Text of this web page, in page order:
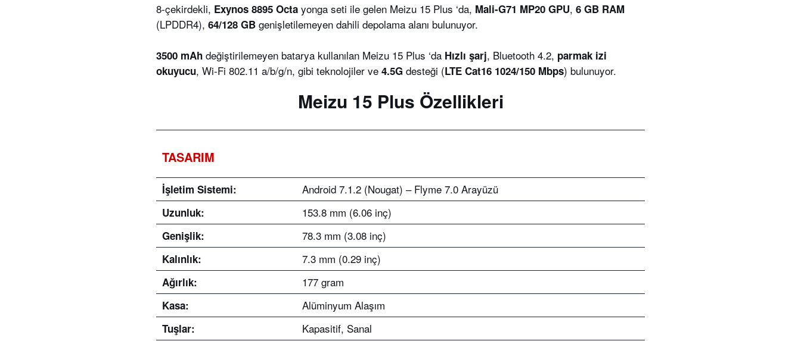
8-çekirdekli, Exynos 8895 Octa yonga seti ile gelen Meizu 15 Plus ‘da, Mali-G71 MP20 GPU, 6 GB RAM
(LPDDR4), 64/128 GB genişletilemeyen dahili depolama alanı bulunuyor.
3500 mAh değiştirilemeyen batarya kullanılan Meizu 15 Plus ‘da Hızlı şarj, Bluetooth 4.2, parmak izi
okuyucu, Wi-Fi 802.11 a/b/g/n, gibi teknolojiler ve 4.5G desteği (LTE Cat16 1024/150 Mbps) bulunuyor.
Meizu 15 Plus Özellikleri
TASARIM
İşletim Sistemi: Android 7.1.2 (Nougat) – Flyme 7.0 Arayüzü
Uzunluk: 153.8 mm (6.06 inç)
Genişlik: 78.3 mm (3.08 inç)
Kalınlık: 7.3 mm (0.29 inç)
Ağırlık: 177 gram
Kasa: Alüminyum Alaşım
Tuşlar: Kapasitif, Sanal